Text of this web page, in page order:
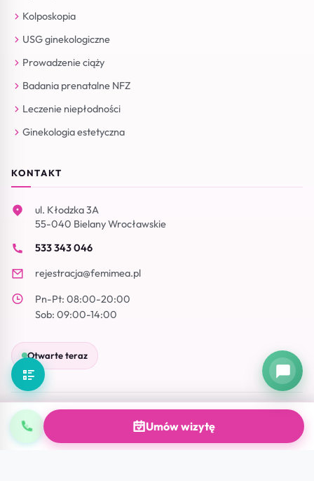
Kolposkopia
USG ginekologiczne
Prowadzenie ciąży
Badania prenatalne NFZ
Leczenie niepłodności
Ginekologia estetyczna
KONTAKT
ul. Kłodzka 3A
55-040 Bielany Wrocławskie
533 343 046
rejestracja@femimea.pl
Pn-Pt: 08:00-20:00
Sob: 09:00-14:00
Otwarte teraz
© 2026 FemiMea Centrum Medyczne · NIP: 8961595205 · Bielany
Wrocławskie
Umów wizytę